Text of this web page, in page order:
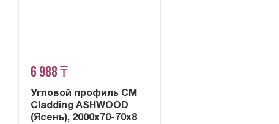
6 988 ₸
Угловой профиль CM
Cladding ASHWOOD
(Ясень), 2000х70-70х8